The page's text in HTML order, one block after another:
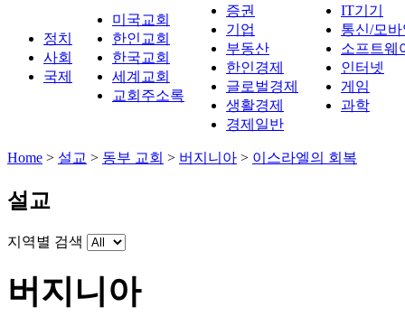
정치
사회
국제
미국교회
한인교회
한국교회
세계교회
교회주소록
증권
기업
부동산
한인경제
글로벌경제
생활경제
경제일반
IT기기
통신/모
소프트웨
인터넷
게임
과학
Home > 설교 > 동부 교회 > 버지니아 > 이스라엘의 회복
설교
지역별 검색
버지니아